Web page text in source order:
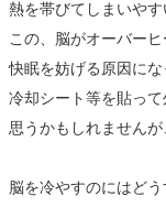
熱を帯びてしまいやす
この、脳がオーバーヒ
快眠を妨げる原因にな
冷却シート等を貼っ
思うかもしれませんが
脳を冷やすのにはどう